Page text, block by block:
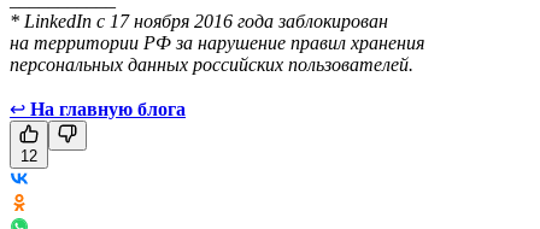
* LinkedIn с 17 ноября 2016 года заблокирован
на территории РФ за нарушение правил хранения
персональных данных российских пользователей.
↩ На главную блога
12